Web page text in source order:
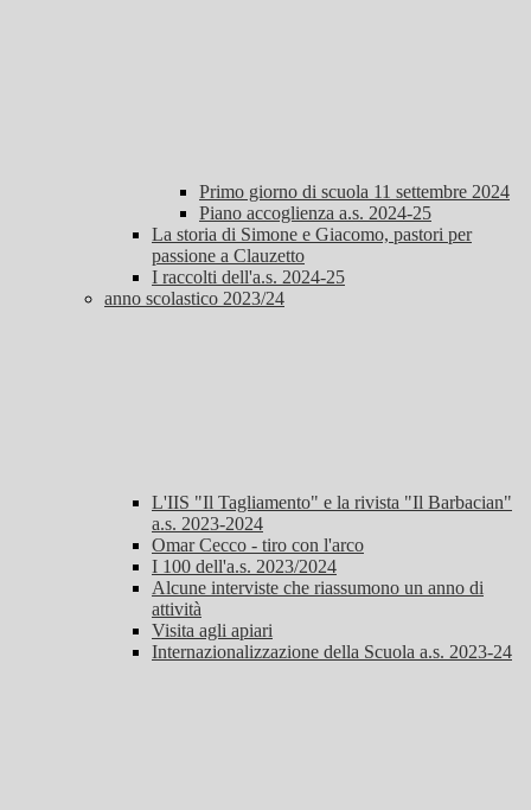
Primo giorno di scuola 11 settembre 2024
Piano accoglienza a.s. 2024-25
La storia di Simone e Giacomo, pastori per
passione a Clauzetto
I raccolti dell'a.s. 2024-25
anno scolastico 2023/24
L'IIS "Il Tagliamento" e la rivista "Il Barbacian"
a.s. 2023-2024
Omar Cecco - tiro con l'arco
I 100 dell'a.s. 2023/2024
Alcune interviste che riassumono un anno di
attività
Visita agli apiari
Internazionalizzazione della Scuola a.s. 2023-24